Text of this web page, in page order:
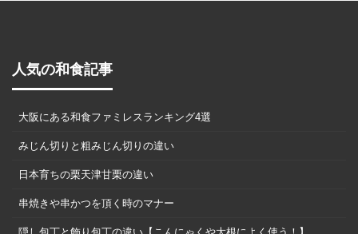
人気の和食記事
大阪にある和食ファミレスランキング4選
みじん切りと粗みじん切りの違い
日本育ちの栗天津甘栗の違い
串焼きや串かつを頂く時のマナー